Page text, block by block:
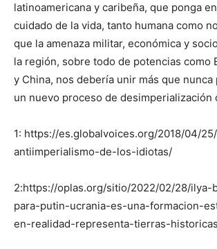
latinoamericana y caribeña, que ponga
cuidado de la vida, tanto humana como
que la amenaza militar, económica y
la región, sobre todo de potencias como
y China, nos debería unir más que nunca
un nuevo proceso de desimperialización
1: https://es.globalvoices.org/2018/04/
antiimperialismo-de-los-idiotas/
2:https://oplas.org/sitio/2022/02/28/ilya-
para-putin-ucrania-es-una-formacion-
en-realidad-representa-tierras-